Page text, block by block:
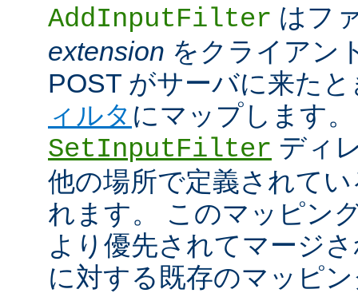
AddInputFilter はフ
extension をクライアン
POST がサーバに来た
ィルタ にマップします
SetInputFilter ディ
他の場所で定義されて
れます。 このマッピン
より優先されてマージ
に対する既存のマッピ